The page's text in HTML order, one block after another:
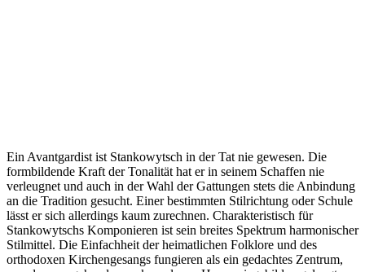
Ein Avantgardist ist Stankowytsch in der Tat nie gewesen. Die
formbildende Kraft der Tonalität hat er in seinem Schaffen nie
verleugnet und auch in der Wahl der Gattungen stets die Anbindung
an die Tradition gesucht. Einer bestimmten Stilrichtung oder Schule
lässt er sich allerdings kaum zurechnen. Charakteristisch für
Stankowytschs Komponieren ist sein breites Spektrum harmonischer
Stilmittel. Die Einfachheit der heimatlichen Folklore und des
orthodoxen Kirchengesangs fungieren als ein gedachtes Zentrum,